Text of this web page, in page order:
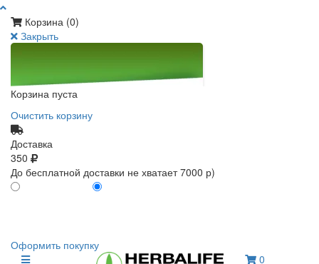
Корзина (0)
Закрыть
Корзина пуста
Очистить корзину
Доставка
350
До бесплатной доставки не хватает 7000 р)
Оформить покупку
0